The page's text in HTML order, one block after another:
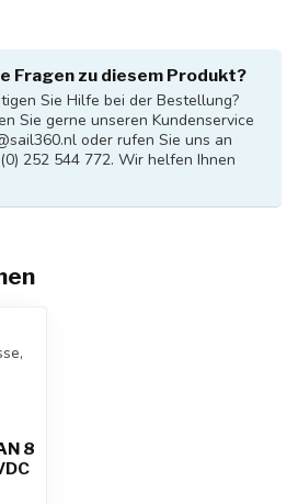
Fragen zu diesem Produkt?
Sie Hilfe bei der Bestellung?
Sie gerne unseren Kundenservice
oder rufen Sie uns an
252 544 772. Wir helfen Ihnen
8